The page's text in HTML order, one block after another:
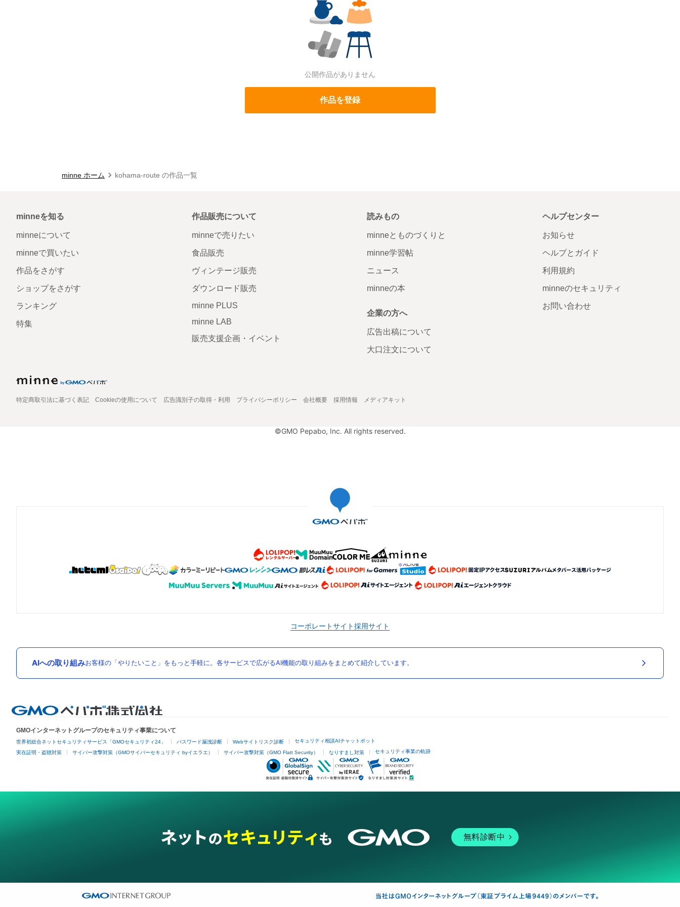
公開作品がありません
作品を登録
minne ホーム kohama-route の作品一覧
minneを知る
minneについて
minneで買いたい
作品をさがす
ショップをさがす
ランキング
特集
作品販売について
minneで売りたい
食品販売
ヴィンテージ販売
ダウンロード販売
minne PLUS
minne LAB
販売支援企画・イベント
読みもの
minneとものづくりと
minne学習帖
ニュース
minneの本
企業の方へ
広告出稿について
大口注文について
ヘルプセンター
お知らせ
ヘルプとガイド
利用規約
minneのセキュリティ
お問い合わせ
特定商取引法に基づく表記 Cookieの使用について 広告識別子の取得・利用 プライバシーポリシー 会社概要 採用情報 メディアキット
©GMO Pepabo, Inc. All rights reserved.
コーポレートサイト採用サイト
AIへの取り組みお客様の「やりたいこと」をもっと手軽に。各サービスで広がるAI機能の取り組みをまとめて紹介しています。
GMOインターネットグループのセキュリティ事業について
世界初総合ネットセキュリティサービス「GMOセキュリティ24」 パスワード漏洩診断 Webサイトリスク診断 セキュリティ相談AIチャットボット
実在証明・盗聴対策 サイバー攻撃対策（GMOサイバーセキュリティ byイエラエ） サイバー攻撃対策（GMO Flatt Security） なりすまし対策 セキュリティ事業の軌跡
無料診断中